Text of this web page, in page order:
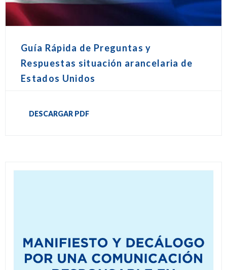
Guía Rápida de Preguntas y
Respuestas situación arancelaria de
Estados Unidos
DESCARGAR PDF